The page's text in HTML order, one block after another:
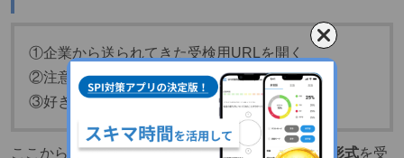
①企業から送られてきた受検用URLを開く
②注意事項や検査内容を確認する
③好きな時間に検査を開始する
ここからは、オンラインで実施されるWebテスト形式を受